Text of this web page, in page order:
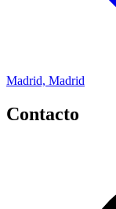
Madrid, Madrid
Contacto